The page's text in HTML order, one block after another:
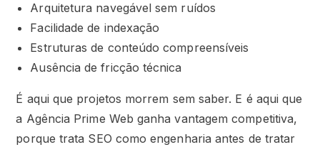
Arquitetura navegável sem ruídos
Facilidade de indexação
Estruturas de conteúdo compreensíveis
Ausência de fricção técnica
É aqui que projetos morrem sem saber. E é aqui que
a Agência Prime Web ganha vantagem competitiva,
porque trata SEO como engenharia antes de tratar